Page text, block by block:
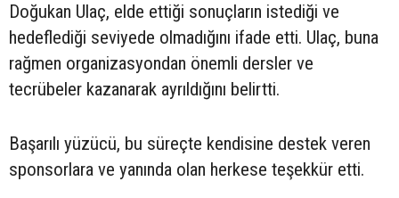
Doğukan Ulaç, elde ettiği sonuçların istediği ve
hedeflediği seviyede olmadığını ifade etti. Ulaç, buna
rağmen organizasyondan önemli dersler ve
tecrübeler kazanarak ayrıldığını belirtti.
Başarılı yüzücü, bu süreçte kendisine destek veren
sponsorlara ve yanında olan herkese teşekkür etti.